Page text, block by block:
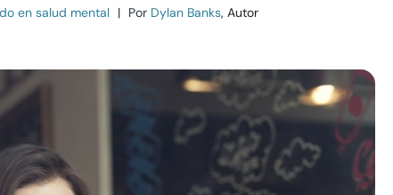
en salud mental | Por Dylan Banks, Autor